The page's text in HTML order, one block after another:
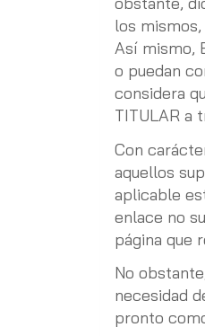
los
Así mismo,
o puedan
considera
TITULAR a
Con
aquellos
aplicable
enlace no
página que
No
necesidad
pronto